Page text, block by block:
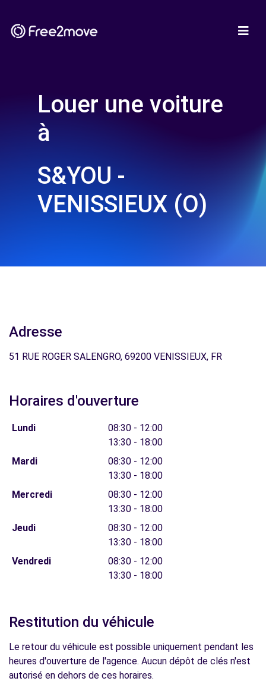
Louer une voiture
à
S&YOU -
VENISSIEUX (O)
Adresse
51 RUE ROGER SALENGRO, 69200 VENISSIEUX, FR
Horaires d'ouverture
Lundi
08:30 - 12:00
13:30 - 18:00
Mardi
08:30 - 12:00
13:30 - 18:00
Mercredi
08:30 - 12:00
13:30 - 18:00
Jeudi
08:30 - 12:00
13:30 - 18:00
Vendredi
08:30 - 12:00
13:30 - 18:00
Restitution du véhicule
Le retour du véhicule est possible uniquement pendant les
heures d'ouverture de l'agence. Aucun dépôt de clés n'est
autorisé en dehors de ces horaires.